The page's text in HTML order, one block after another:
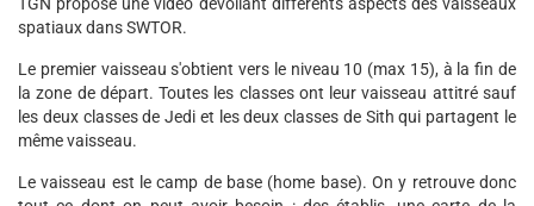
spatiaux dans SWTOR.
Le premier vaisseau s'obtient vers le niveau 10 (max 15), à la fin de
la zone de départ. Toutes les classes ont leur vaisseau attitré sauf
les deux classes de Jedi et les deux classes de Sith qui partagent le
même vaisseau.
Le vaisseau est le camp de base (home base). On y retrouve donc